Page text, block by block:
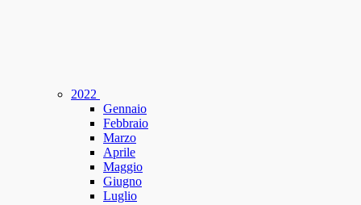
2022
Gennaio
Febbraio
Marzo
Aprile
Maggio
Giugno
Luglio